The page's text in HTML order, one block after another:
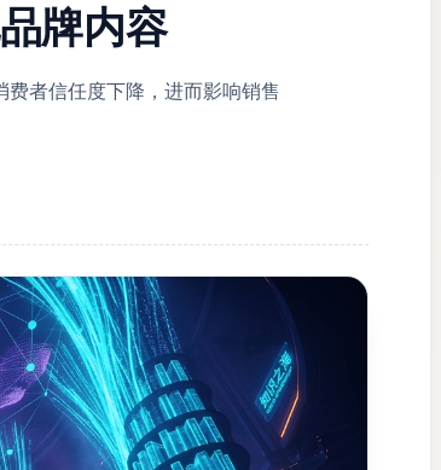
牌内容
者信任度下降，进而影响销售